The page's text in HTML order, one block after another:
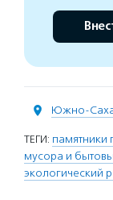
Южно-
ТЕГИ: памятники
мусора и
экологический